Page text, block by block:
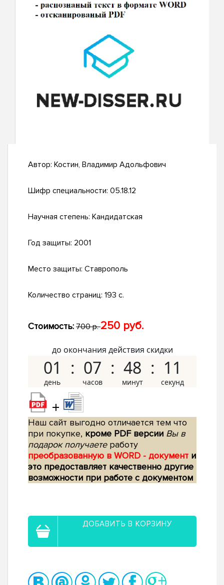
Автор: Костин, Владимир Адольфович
Шифр специальности: 05.18.12
Научная степень: Кандидатская
Год защиты: 2001
Место защиты: Ставрополь
Количество страниц: 193 с.
Стоимость: 700 р.250 руб.
до окончания действия скидки
01 07 48 10
+
Наш сайт выгодно отличается тем что
при покупке, кроме PDF версии Вы в
подарок получаетеработу
преобразованную в WORD - документ и
это предоставляет качественно другие
возможности при работе с документом
ДОБАВИТЬ В КОРЗИНУ